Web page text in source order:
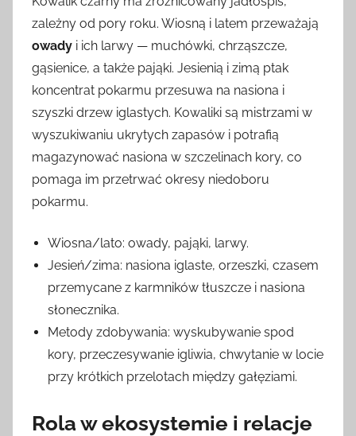
zależny od pory roku. Wiosną i latem przeważają
owady i ich larwy — muchówki, chrząszcze,
gąsienice, a także pająki. Jesienią i zimą ptak
koncentrat pokarmu przesuwa na nasiona i
szyszki drzew iglastych. Kowaliki są mistrzami w
wyszukiwaniu ukrytych zapasów i potrafią
magazynować nasiona w szczelinach kory, co
pomaga im przetrwać okresy niedoboru
pokarmu.
Wiosna/lato: owady, pająki, larwy.
Jesień/zima: nasiona iglaste, orzeszki, czasem
przemycane z karmników tłuszcze i nasiona
słonecznika.
Metody zdobywania: wyskubywanie spod
kory, przeczesywanie igliwia, chwytanie w locie
przy krótkich przelotach między gałęziami.
Rola w ekosystemie i relacje